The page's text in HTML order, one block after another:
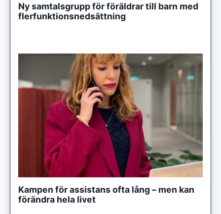
Ny samtalsgrupp för föräldrar till barn med
flerfunktionsnedsättning
Kampen för assistans ofta lång – men kan
förändra hela livet